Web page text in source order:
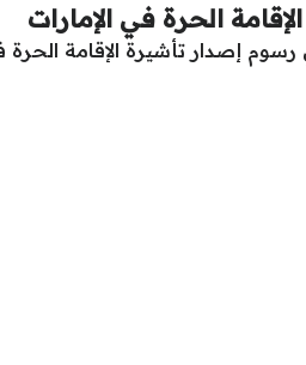
الحرة في الإمارات
رسوم إصدار تأشيرة الإقامة الحرة